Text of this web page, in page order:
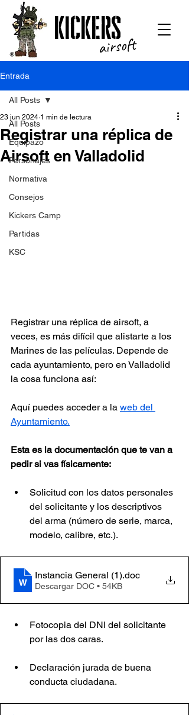
kickers
airsoft
Entrada
All Posts
Equipazo
Personajes
Normativa
Consejos
Kickers Camp
Partidas
KSC
All Posts
Registrar una réplica de
Airsoft en Valladolid
23 jun 2024 1 min de lectura
Registrar una réplica de airsoft, a
veces, es más difícil que alistarte a los
Marines de las películas. Depende de
cada ayuntamiento, pero en Valladolid
la cosa funciona así:
Aquí puedes acceder a la web del
Ayuntamiento.
Esta es la documentación que te van a
pedir si vas físicamente:
Solicitud con los datos personales
del solicitante y los descriptivos
del arma (número de serie, marca,
modelo, calibre, etc.).
Instancia General (1).doc
Descargar DOC • 54KB
Fotocopia del DNI del solicitante
por las dos caras.
Declaración jurada de buena
conducta ciudadana.